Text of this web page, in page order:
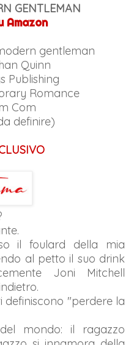
GENTLEMAN
Amazon
gentleman
Quinn
Publishing
Romance
Com
definire)
il foulard della mia
al petto il suo drink
Joni Mitchell
definiscono "perdere la
mondo: il ragazzo